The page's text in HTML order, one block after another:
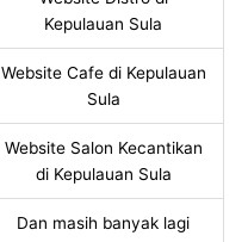
Kepulauan Sula
Website Cafe di Kepulauan
Sula
Website Salon Kecantikan
di Kepulauan Sula
Dan masih banyak lagi